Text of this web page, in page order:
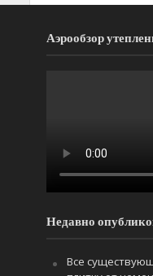
Аэрообзор
Недавно
Все